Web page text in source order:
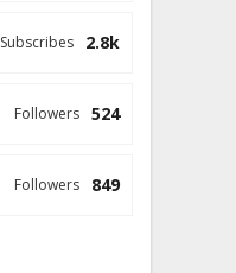
2.8k
Subscribes
524
Followers
849
Followers